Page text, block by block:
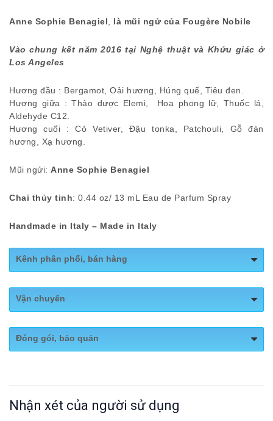
Anne Sophie Benagiel là mũi ngử của Fougère Nobile
Vào chung kết năm 2016 tại Nghệ thuật và Khứu giác ở
Los Angeles
Hương đầu : Bergamot, Oải hương, Húng quế, Tiêu đen.
Hương giữa : Thảo dược Elemi, Hoa phong lữ, Thuốc lá,
Aldehyde C12.
Hương cuối : Cỏ Vetiver, Đậu tonka, Patchouli, Gỗ đàn
hương, Xạ hương.
Mũi ngửi: Anne Sophie Benagiel
Chai thủy tinh: 0.44 oz/ 13 mL Eau de Parfum Spray
Handmade in Italy – Made in Italy
Kênh phân phối, bán hàng
Website:
https://www.vimoximex.com/
Fanpage:
https://www.facebook.com/VimoximexOfficial/
Vận chuyển
Nhập khẩu trực tiếp từ Italy - Công Ty Cổ Phần
VIMOXIMEX GROUP, VIXI Group JSC: Nhà phân phối độc
quyền nước hoa nhập khẩu NOBILE 1942 (Handmade in Italy)
Đóng gói, bảo quản
tại Việt Nam
Nhận xét của người sử dụng